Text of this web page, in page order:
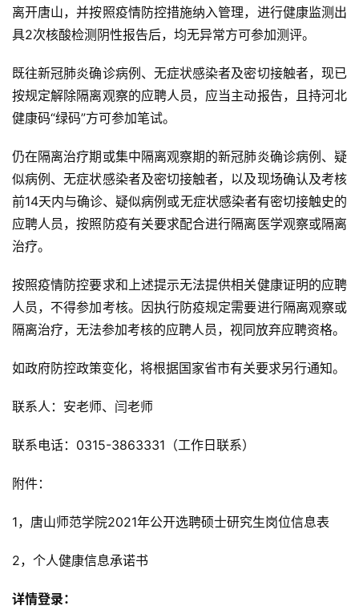
离开唐山，并按照疫情防控措施纳入管理，进行健康监测出
具2次核酸检测阴性报告后，均无异常方可参加测评。
既往新冠肺炎确诊病例、无症状感染者及密切接触者，现已
按规定解除隔离观察的应聘人员，应当主动报告，且持河北
健康码“绿码”方可参加笔试。
仍在隔离治疗期或集中隔离观察期的新冠肺炎确诊病例、疑
似病例、无症状感染者及密切接触者，以及现场确认及考核
前14天内与确诊、疑似病例或无症状感染者有密切接触史的
应聘人员，按照防疫有关要求配合进行隔离医学观察或隔离
治疗。
按照疫情防控要求和上述提示无法提供相关健康证明的应聘
人员，不得参加考核。因执行防疫规定需要进行隔离观察或
隔离治疗，无法参加考核的应聘人员，视同放弃应聘资格。
如政府防控政策变化，将根据国家省市有关要求另行通知。
联系人：安老师、闫老师
联系电话：0315-3863331（工作日联系）
附件：
1，唐山师范学院2021年公开选聘硕士研究生岗位信息表
2，个人健康信息承诺书
详情登录：